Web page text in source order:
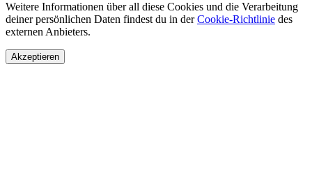
Weitere Informationen über all diese Cookies und die Verarbeitung
deiner persönlichen Daten findest du in derCookie-Richtlinie des
externen Anbieters.
Akzeptieren